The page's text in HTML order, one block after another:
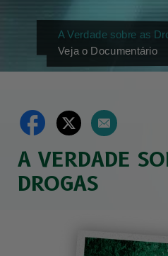
A Verdade sobre as
Veja o Documentário
A VERDADE
DROGAS